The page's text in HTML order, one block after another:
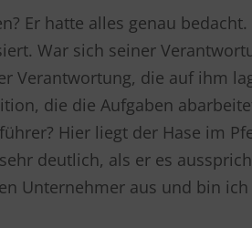
Er hatte alles genau bedacht.
War sich seiner
Verantwortung, die auf ihm
die die Aufgaben
Hier liegt der Hase im
deutlich, als er es
Unternehmer aus und bin ich